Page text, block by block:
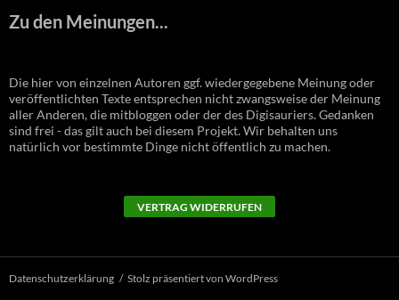
Zu den Meinungen...
Die hier von einzelnen Autoren ggf. wiedergegebene Meinung oder
veröffentlichten Texte entsprechen nicht zwangsweise der Meinung
aller Anderen, die mitbloggen oder der des Digisauriers. Gedanken
sind frei - das gilt auch bei diesem Projekt. Wir behalten uns
natürlich vor bestimmte Dinge nicht öffentlich zu machen.
VERTRAG WIDERRUFEN
Datenschutzerklärung Stolz präsentiert von WordPress